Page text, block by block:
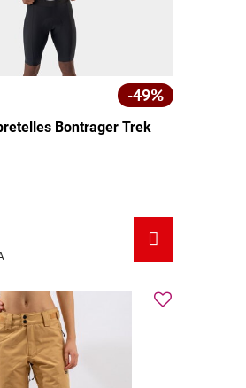
49%
Bontrager Trek
Bontrager Trek Velocis noir - Taille: